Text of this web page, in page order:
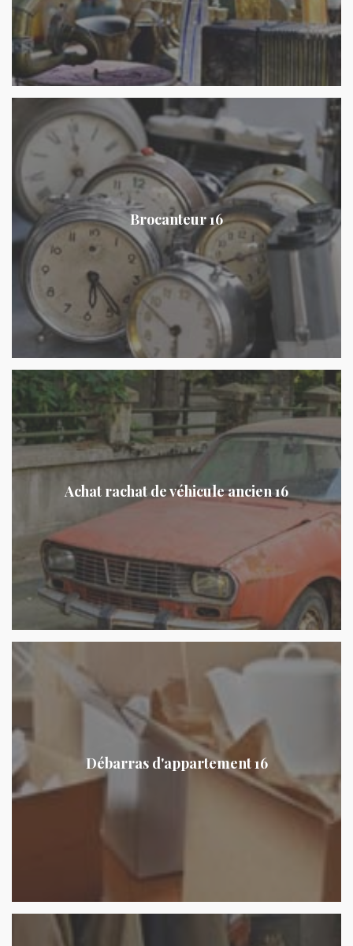
Brocanteur 16
Achat rachat de véhicule ancien 16
Débarras d'appartement 16